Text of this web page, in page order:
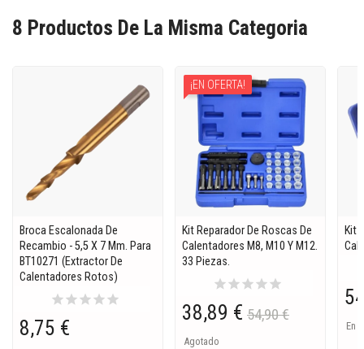
8 Productos De La Misma Categoria
Broca Escalonada De
Recambio - 5,5 X 7 Mm. Para
BT10271 (extractor De
Calentadores Rotos)
starstarstarstarstar
8,75 €
Kit Reparador De Roscas De
Calentadores M8, M10 Y M12.
33 Piezas.
starstarstarstarstar
38,89 € 54,90 €
Agotado
¡EN OFERTA!
Kit
En